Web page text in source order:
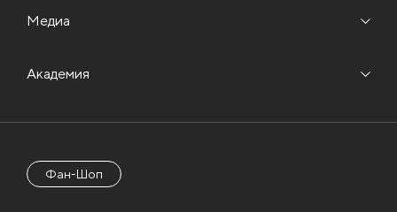
Медиа
Академия
Фан-Шоп